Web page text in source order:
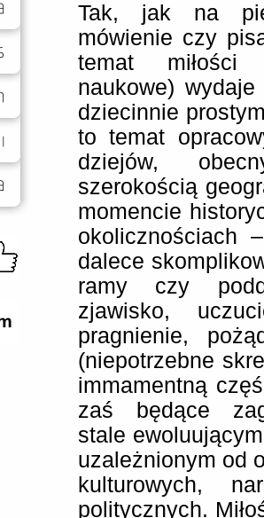
Tak, jak na
mówienie czy
temat miłości
naukowe)
dziecinnie
to temat
dziejów,
szerokością
momencie
okolicznościach
dalece
ramy czy
zjawisko,
pragnienie,
(niepotrzebne
immamentną
zaś będące
stale
uzależnionym od
kulturowych,
politycznych.